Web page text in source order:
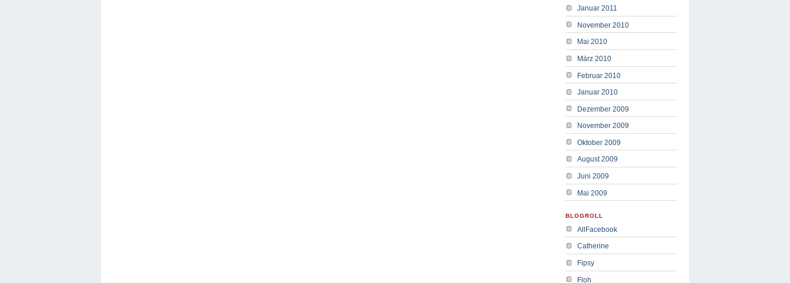
Januar 2011
November 2010
Mai 2010
März 2010
Februar 2010
Januar 2010
Dezember 2009
November 2009
Oktober 2009
August 2009
Juni 2009
Mai 2009
BLOGROLL
AllFacebook
Catherine
Fipsy
Floh